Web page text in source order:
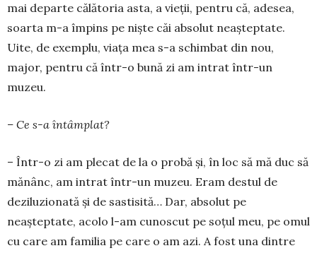
mai departe călătoria asta, a vieţii, pentru că, adesea,
soarta m-a împins pe nişte căi absolut neaşteptate.
Uite, de exem­plu, viaţa mea s-a schim­bat din nou,
major, pentru că într-o bu­nă zi am in­trat într-un
muzeu.
– Ce s-a întâmplat?
– Într-o zi am plecat de la o probă şi, în loc să mă duc să
mănânc, am in­trat într-un muzeu. Eram destul de
deziluzionată şi de sastisită… Dar, ab­solut pe
neaşteptate, acolo l-am cunos­cut pe soţul meu, pe omul
cu care am fa­milia pe care o am azi. A fost una din­tre